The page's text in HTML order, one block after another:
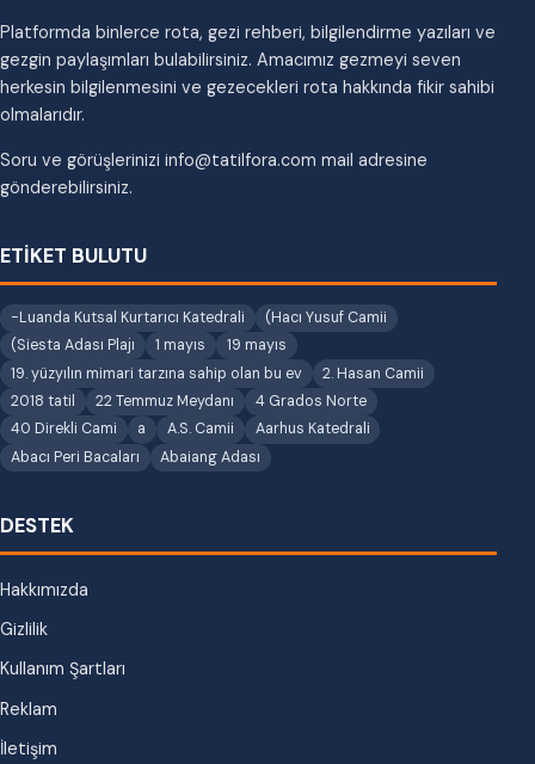
Platformda binlerce rota, gezi rehberi, bilgilendirme yazıları ve
gezgin paylaşımları bulabilirsiniz. Amacımız gezmeyi seven
herkesin bilgilenmesini ve gezecekleri rota hakkında fikir sahibi
olmalarıdır.
Soru ve görüşlerinizi info@tatilfora.com mail adresine
gönderebilirsiniz.
ETİKET BULUTU
-Luanda Kutsal Kurtarıcı Katedrali
(Hacı Yusuf Camii
(Siesta Adası Plajı
1 mayıs
19 mayıs
19. yüzyılın mimari tarzına sahip olan bu ev
2. Hasan Camii
2018 tatil
22 Temmuz Meydanı
4 Grados Norte
40 Direkli Cami
a A.S. Camii
Aarhus Katedrali
Abacı Peri Bacaları
Abaiang Adası
DESTEK
Hakkımızda
Gizlilik
Kullanım Şartları
Reklam
İletişim